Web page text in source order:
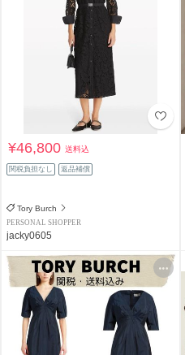
¥46,800送料込
関税負担なし 返品補償
Tory Burch
PERSONAL SHOPPER
jacky0605